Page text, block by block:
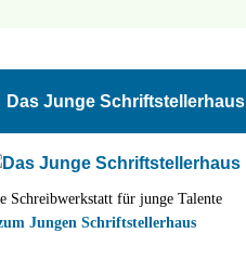
Das Junge Schriftstellerhaus
Schreibwerkstatt für junge Talente
Jungen Schriftstellerhaus